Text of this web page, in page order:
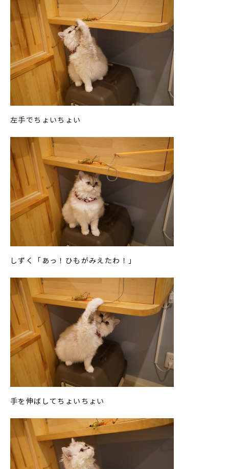
左手でちょいちょい
しずく「あっ！ひもがみえたわ！」
手を伸ばしてちょいちょい